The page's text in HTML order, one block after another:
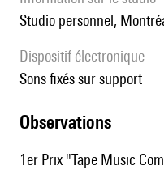
studio personnel,
Dispositif électronique
sons fixés sur support
observations
1er Prix "Tape Music